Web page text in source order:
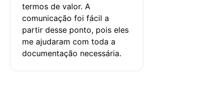
termos de valor. A
comunicação foi fácil a
partir desse ponto, pois eles
me ajudaram com toda a
documentação necessária.